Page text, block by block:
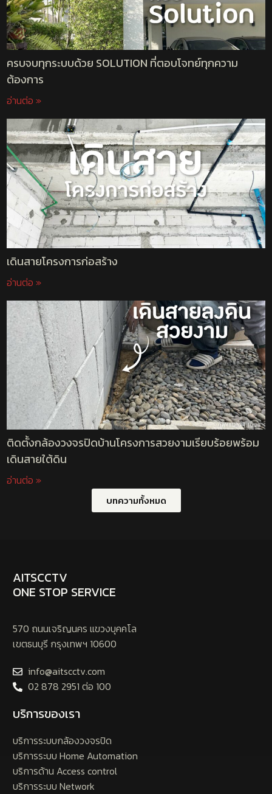
ครบจบทุกระบบด้วย SOLUTION ที่ตอบโจทย์ทุกความ
ต้องการ
อ่านต่อ »
เดินสายโครงการก่อสร้าง
อ่านต่อ »
ติดตั้งกล้องวงจรปิดบ้านโครงการสวยงามเรียบร้อยพร้อม
เดินสายใต้ดิน
อ่านต่อ »
บทความทั้งหมด
AITSCCTV
ONE STOP SERVICE
570 ถนนเจริญนคร แขวงบุคคโล
เขตธนบุรี กรุงเทพฯ 10600
info@aitscctv.com
02 878 2951 ต่อ 100
บริการของเรา
บริการระบบกล้องวงจรปิด
บริการระบบ Home Automation
บริการด้าน Access control
บริการระบบ Network